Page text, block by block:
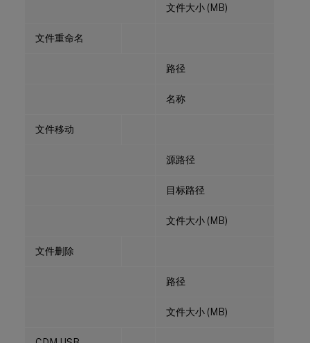
文件大小 (MB)
文件重命名
路径
名称
文件移动
源路径
目标路径
文件大小 (MB)
文件删除
路径
文件大小 (MB)